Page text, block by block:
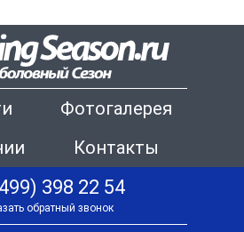
Фотогалерея
Контакты
398 22 54
обратный звонок